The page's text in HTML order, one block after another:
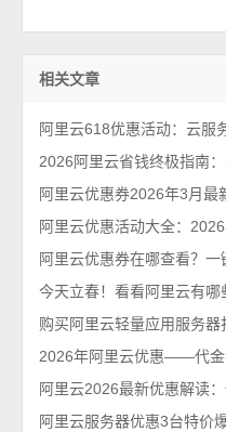
相关文章
阿里云服务器优惠3台特价